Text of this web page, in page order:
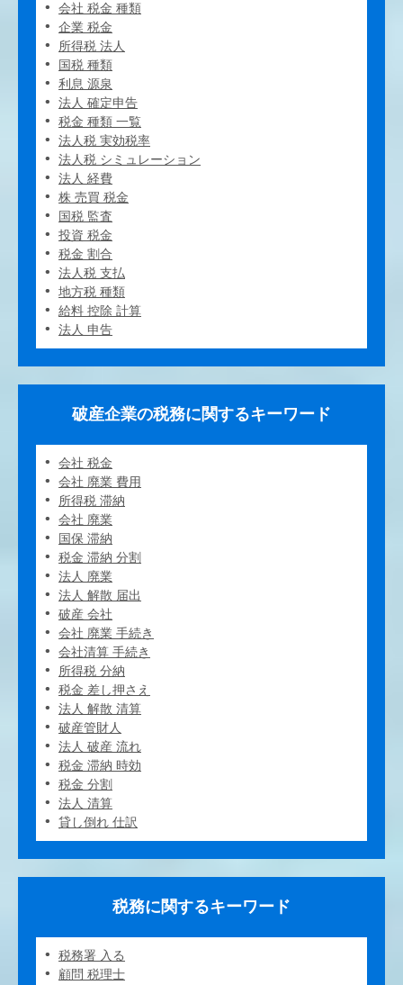
会社 税金 種類
企業 税金
所得税 法人
国税 種類
利息 源泉
法人 確定申告
税金 種類 一覧
法人税 実効税率
法人税 シミュレーション
法人 経費
株 売買 税金
国税 監査
投資 税金
税金 割合
法人税 支払
地方税 種類
給料 控除 計算
法人 申告
破産企業の税務に関するキーワード
会社 税金
会社 廃業 費用
所得税 滞納
会社 廃業
国保 滞納
税金 滞納 分割
法人 廃業
法人 解散 届出
破産 会社
会社 廃業 手続き
会社清算 手続き
所得税 分納
税金 差し押さえ
法人 解散 清算
破産管財人
法人 破産 流れ
税金 滞納 時効
税金 分割
法人 清算
貸し倒れ 仕訳
税務に関するキーワード
税務署 入る
顧問 税理士